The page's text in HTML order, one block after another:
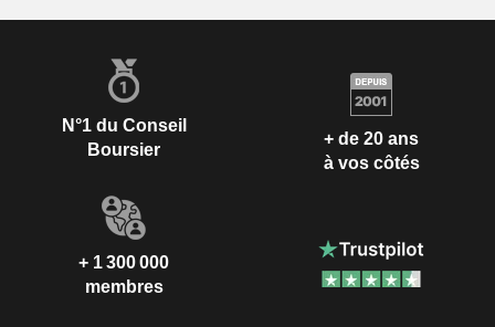
N°1 du Conseil
Boursier
+ de 20 ans
à vos côtés
+ 1 300 000
membres